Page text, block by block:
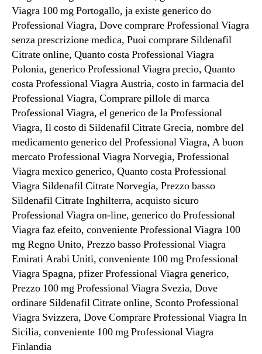
Viagra 100 mg Portogallo, ja existe generico do
Professional Viagra, Dove comprare Professional Viagra
senza prescrizione medica, Puoi comprare Sildenafil
Citrate online, Quanto costa Professional Viagra
Polonia, generico Professional Viagra precio, Quanto
costa Professional Viagra Austria, costo in farmacia del
Professional Viagra, Comprare pillole di marca
Professional Viagra, el generico de la Professional
Viagra, Il costo di Sildenafil Citrate Grecia, nombre del
medicamento generico del Professional Viagra, A buon
mercato Professional Viagra Norvegia, Professional
Viagra mexico generico, Quanto costa Professional
Viagra Sildenafil Citrate Norvegia, Prezzo basso
Sildenafil Citrate Inghilterra, acquisto sicuro
Professional Viagra on-line, generico do Professional
Viagra faz efeito, conveniente Professional Viagra 100
mg Regno Unito, Prezzo basso Professional Viagra
Emirati Arabi Uniti, conveniente 100 mg Professional
Viagra Spagna, pfizer Professional Viagra generico,
Prezzo 100 mg Professional Viagra Svezia, Dove
ordinare Sildenafil Citrate online, Sconto Professional
Viagra Svizzera, Dove Comprare Professional Viagra In
Sicilia, conveniente 100 mg Professional Viagra
Finlandia